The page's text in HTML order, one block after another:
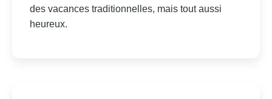
des vacances traditionnelles, mais tout aussi
heureux.